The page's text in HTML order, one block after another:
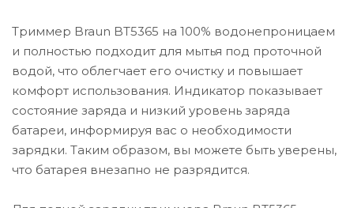
Триммер Braun BT5365 на 100% водонепроницаем
и полностью подходит для мытья под проточной
водой, что облегчает его очистку и повышает
комфорт использования. Индикатор показывает
состояние заряда и низкий уровень заряда
батареи, информируя вас о необходимости
зарядки. Таким образом, вы можете быть уверены,
что батарея внезапно не разрядится.